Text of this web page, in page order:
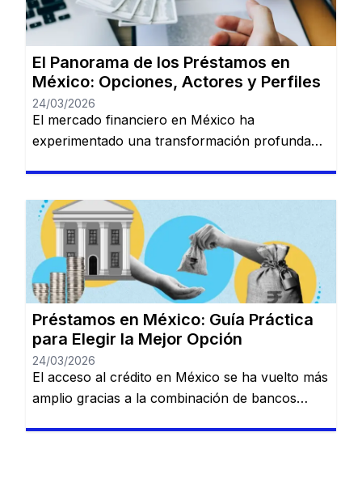
presenta como una plataforma de préstamos
en línea […]
El Panorama de los Préstamos en
México: Opciones, Actores y Perfiles
24/03/2026
El mercado financiero en México ha
experimentado una transformación profunda
plataformas digitales (Fintech) ha creado un
ecosistema donde prácticamente cualquier perfil
de usuario puede encontrar una solución de
financiamiento, siempre que comprenda las
reglas del juego crediticio local. 1. […]
Préstamos en México: Guía Práctica
para Elegir la Mejor Opción
24/03/2026
El acceso al crédito en México se ha vuelto más
amplio gracias a la combinación de bancos